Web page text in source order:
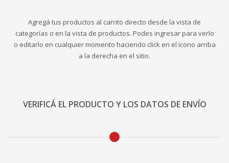
Agregá tus productos al carrito directo desde la vista de
categorías o en la vista de productos. Podes ingresar para verlo
o editarlo en cualquier momento haciendo click en el ícono arriba
a la derecha en el sitio.
VERIFICÁ EL PRODUCTO Y LOS DATOS DE ENVÍO